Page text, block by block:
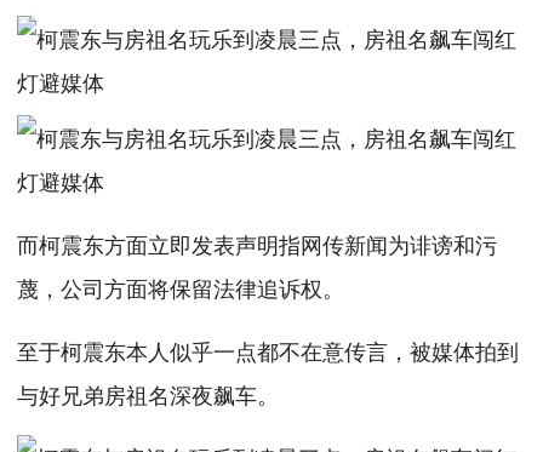
而柯震东方面立即发表声明指网传新闻为诽谤和污
蔑，公司方面将保留法律追诉权。
至于柯震东本人似乎一点都不在意传言，被媒体拍到
与好兄弟房祖名深夜飙车。